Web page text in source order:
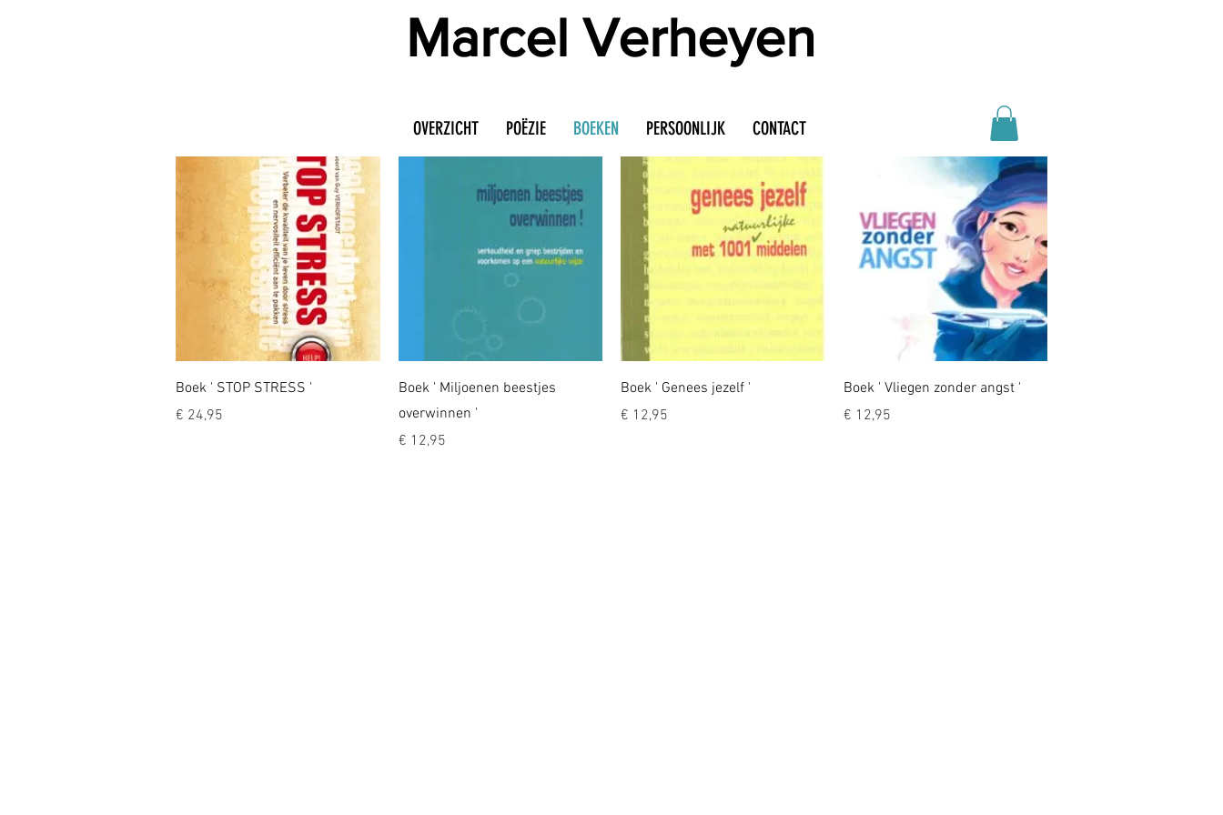
Marcel Verheyen
OVERZICHT POËZIE BOEKEN PERSOONLIJK CONTACT
Snel overzicht
Boek ' STOP STRESS '
Prijs
€ 24,95
Snel overzicht
Boek ' Miljoenen beestjes
overwinnen '
Prijs
€ 12,95
Snel overzicht
Boek ' Genees jezelf '
Prijs
€ 12,95
Snel overzicht
Boek ' Vliegen zonder angst '
Prijs
€ 12,95